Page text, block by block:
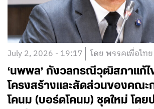
July 2, 2026 - 19:17 โดย พรรคเพื่อไทย
‘นพพล’ กังวลกรณีวุฒิสภาแก้ไ
โครงสร้างและสัดส่วนของคณะ
โคนม (บอร์ดโคนม) ชุดใหม่ โดย